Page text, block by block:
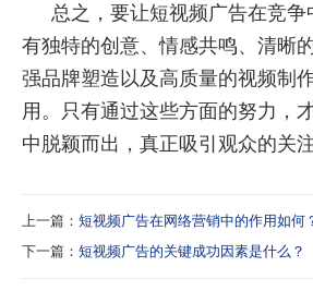
总之，要让短视频广告在竞
有独特的创意、情感共鸣、清晰
强品牌塑造以及高质量的视频制
用。只有通过这些方面的努力，
中脱颖而出，真正吸引观众的关注
上一篇： 短视频广告在网络营销中的作用如何
下一篇： 短视频广告的关键成功因素是什么？